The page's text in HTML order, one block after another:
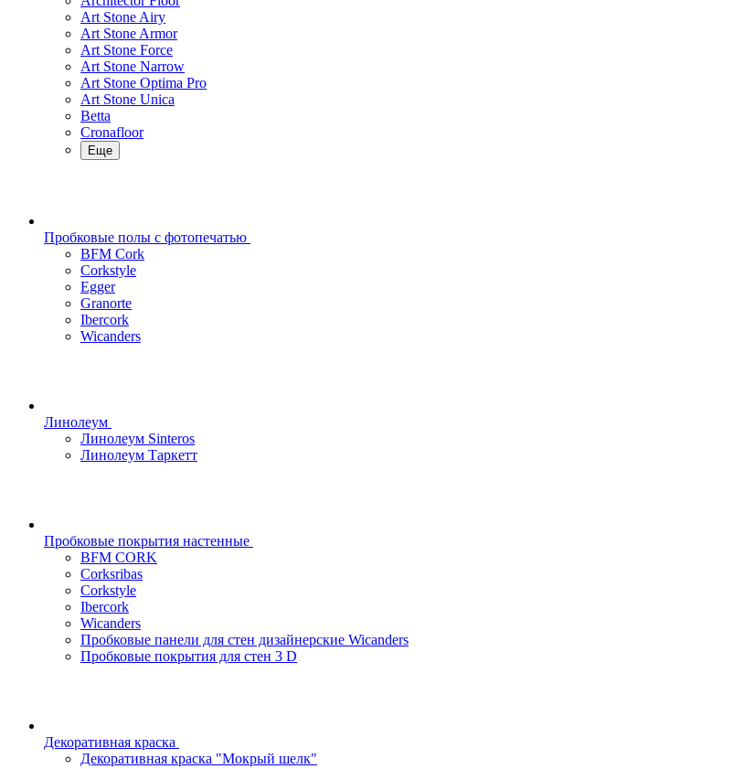
Art Stone Airy
Art Stone Armor
Art Stone Force
Art Stone Narrow
Art Stone Optima Pro
Art Stone Unica
Betta
Cronafloor
Еще
Пробковые полы с фотопечатью
BFM Cork
Corkstyle
Egger
Granorte
Ibercork
Wicanders
Линолеум
Линолеум Sinteros
Линолеум Таркетт
Пробковые покрытия настенные
BFM CORK
Corksribas
Corkstyle
Ibercork
Wicanders
Пробковые панели для стен дизайнерские Wicanders
Пробковые покрытия для стен 3 D
Декоративная краска
Декоративная краска "Мокрый шелк"